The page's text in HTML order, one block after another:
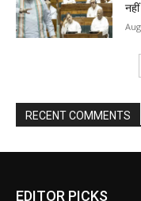
नहीं
RECENT COMMENTS
EDITOR PICKS